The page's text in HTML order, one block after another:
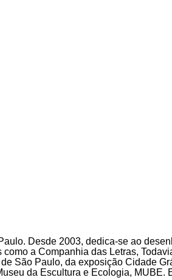
Desde 2003, dedica-se ao
a Companhia das Letras,
São Paulo, da exposição Cidade
da Escultura e Ecologia,